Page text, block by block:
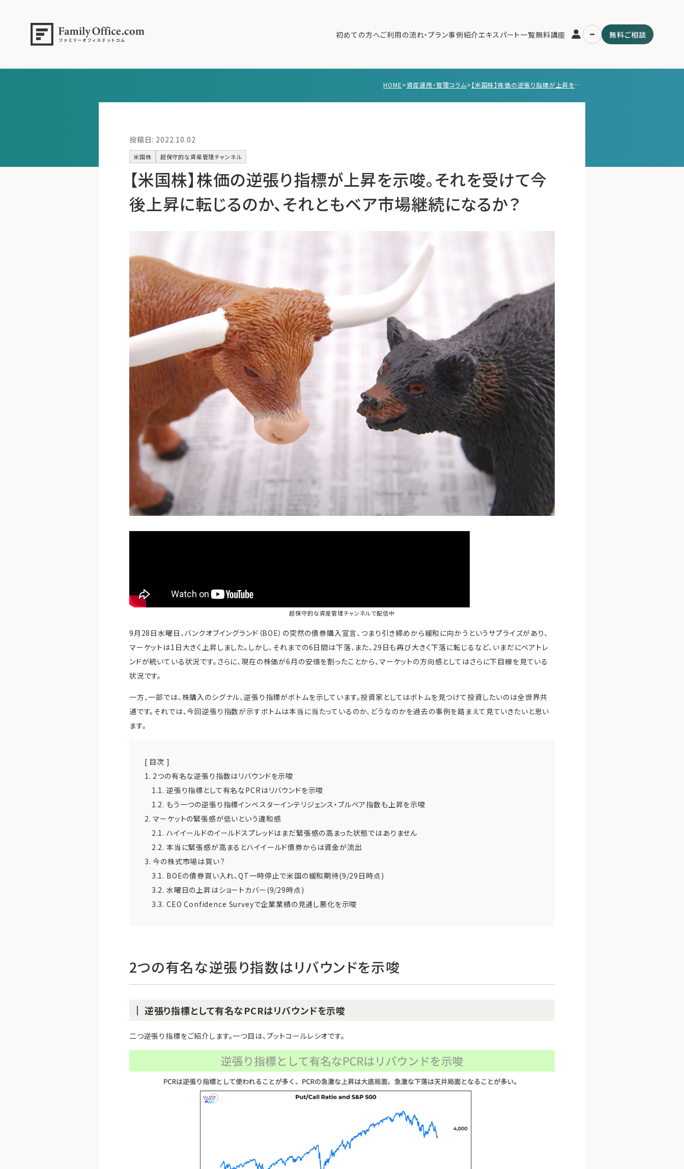
初めての方へご利用の流れ・プラン事例紹介エキスパート一覧無料講座 無料ご相談
HOME>資産運用・管理コラム> 【米国株】株価の逆張り指標が上昇を示唆。それを受けて今後上昇に転じるのか、それともベア市場継続になるか？
投稿日: 2022.10.02
米国株 超保守的な資産管理チャンネル
【米国株】株価の逆張り指標が上昇を示唆。それを受けて今
後上昇に転じるのか、それともベア市場継続になるか？
超保守的な資産管理チャンネルで配信中
9月28日水曜日、バンクオブイングランド（BOE）の突然の債券購入宣言、つまり引き締めから緩和に向かうというサプライズがあり、
マーケットは1日大きく上昇しました。しかし、それまでの6日間は下落、また、29日も再び大きく下落に転じるなど、いまだにベアトレ
ンドが続いている状況です。さらに、現在の株価が6月の安値を割ったことから、マーケットの方向感としてはさらに下目線を見ている
状況です。
一方、一部では、株購入のシグナル、逆張り指標がボトムを示しています。投資家としてはボトムを見つけて投資したいのは全世界共
通です。それでは、今回逆張り指数が示すボトムは本当に当たっているのか、どうなのかを過去の事例を踏まえて見ていきたいと思い
ます。
[ 目次 ]
1. 2つの有名な逆張り指数はリバウンドを示唆
1.1. 逆張り指標として有名なPCRはリバウンドを示唆
1.2. もう一つの逆張り指標インベスターインテリジェンス・ブルベア指数も上昇を示唆
2. マーケットの緊張感が低いという違和感
2.1. ハイイールドのイールドスプレッドはまだ緊張感の高まった状態ではありません
2.2. 本当に緊張感が高まるとハイイールド債券からは資金が流出
3. 今の株式市場は買い？
3.1. BOEの債券買い入れ、QT一時停止で米国の緩和期待(9/29日時点)
3.2. 水曜日の上昇はショートカバー(9/29時点)
3.3. CEO Confidence Surveyで企業業績の見通し悪化を示唆
2つの有名な逆張り指数はリバウンドを示唆
逆張り指標として有名なPCRはリバウンドを示唆
二つ逆張り指標をご紹介します。一つ目は、プットコールレシオです。